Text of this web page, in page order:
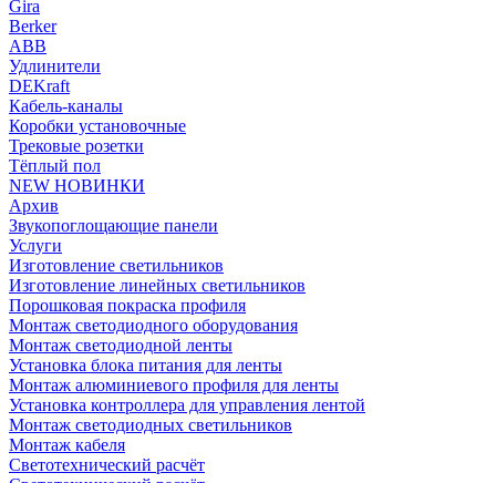
Gira
Berker
ABB
Удлинители
DEKraft
Кабель-каналы
Коробки установочные
Трековые розетки
Тёплый пол
NEW НОВИНКИ
Архив
Звукопоглощающие панели
Услуги
Изготовление светильников
Изготовление линейных светильников
Порошковая покраска профиля
Монтаж светодиодного оборудования
Монтаж светодиодной ленты
Установка блока питания для ленты
Монтаж алюминиевого профиля для ленты
Установка контроллера для управления лентой
Монтаж светодиодных светильников
Монтаж кабеля
Светотехнический расчёт